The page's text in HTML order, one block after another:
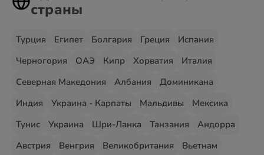
страны
Турция Египет Болгария Греция
Испания
Черногория
ОАЭ Кипр Хорватия
Италия
Северная Македония
Албания
Доминикана
Индия
Украина - Карпаты Мальдивы
Мексика
Тунис
Украина Шри-Ланка Танзания
Андорра
Австрия
Венгрия Великобритания Вьетнам